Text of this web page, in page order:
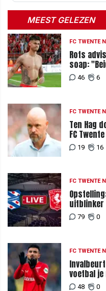
MEEST GELEZEN
FC TWENTE
Rots
soap:
46 6
FC TWENTE
Ten Hag
FC
19 16
FC TWENTE
uitblinker
79 0
FC TWENTE
voetbal
48 0